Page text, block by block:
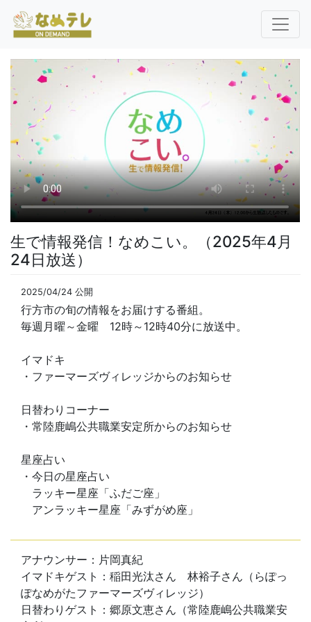
生で情報発信！なめこい。（2025年4月
24日放送）
2025/04/24 公開
行方市の旬の情報をお届けする番組。
毎週月曜～金曜 12時～12時40分に放送中。
イマドキ
・ファーマーズヴィレッジからのお知らせ
日替わりコーナー
・常陸鹿嶋公共職業安定所からのお知らせ
星座占い
・今日の星座占い
ラッキー星座「ふだご座」
アンラッキー星座「みずがめ座」
アナウンサー：片岡真紀
イマドキゲスト：稲田光汰さん 林裕子さん（らぽっ
ぽなめがたファーマーズヴィレッジ）
日替わりゲスト：郷原文恵さん（常陸鹿嶋公共職業安